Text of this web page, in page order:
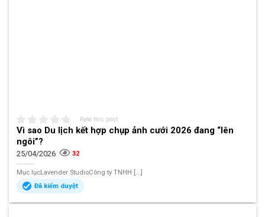
Rate this post
Vì sao Du lịch kết hợp chụp ảnh cưới 2026 đang “lên
ngôi”?
25/04/2026 32
Mục lụcLavender StudioCông ty TNHH [...]
Đã kiểm duyệt